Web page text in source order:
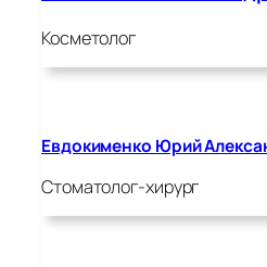
Косметолог
Евдокименко Юрий
Стоматолог-хирург